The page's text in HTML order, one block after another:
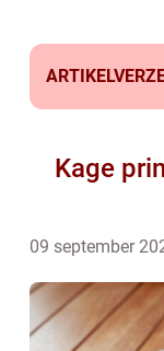
Kage
09 september